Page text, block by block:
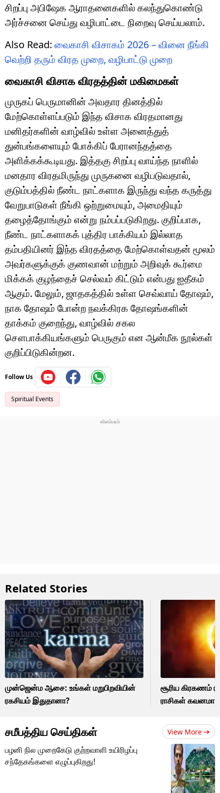
சிறப்பு அபிஷேக ஆராதனைகளில் கலந்துகொண்டு
அர்ச்சனை செய்து வழிபாட்டை நிறைவு செய்யலாம்.
Also Read: வைகாசி விசாகம் 2026 – வினை நீங்கி
வெற்றி தரும் விரத முறை, வழிபாட்டு முறை
வைகாசி விசாக விரதத்தின் மகிமைகள்
முருகப் பெருமானின் அவதார தினத்தில்
மேற்கொள்ளப்படும் இந்த விசாக விரதமானது
மனிதர்களின் வாழ்வில் உள்ள அனைத்துத்
துன்பங்களையும் போக்கிப் பேரானந்தத்தை
அளிக்கக்கூடியது. இத்தகு சிறப்பு வாய்ந்த நாளில்
மனதார விரதமிருந்து முருகனை வழிபடுவதால்,
குடும்பத்தில் நீண்ட நாட்களாக இருந்து வந்த கருத்து
வேறுபாடுகள் நீங்கி ஒற்றுமையும், அமைதியும்
தழைத்தோங்கும் என்று நம்பப்படுகிறது. குறிப்பாக,
நீண்ட நாட்களாகக் புத்திர பாக்கியம் இல்லாத
தம்பதியினர் இந்த விரதத்தை மேற்கொள்வதன் மூலம்
அவர்களுக்குக் குணவான் மற்றும் அறிவுக் கூர்மை
மிக்கக் குழந்தைச் செல்வம் கிட்டும் என்பது ஐதீகம்
ஆகும். மேலும், ஜாதகத்தில் உள்ள செவ்வாய் தோஷம்,
நாக தோஷம் போன்ற நவக்கிரக தோஷங்களின்
தாக்கம் குறைந்து, வாழ்வில் சகல
சௌபாக்கியங்களும் பெருகும் என ஆன்மீக நூல்கள்
குறிப்பிடுகின்றன.
Follow Us
Spiritual Events
Related Stories
முன்ஜென்ம ஆசை: உங்கள் மறுபிறவியின்
ரகசியம் இதுதானா?
சூரிய கிரகணம்
ராசிகள் கவனமா
சமீபத்திய செய்திகள் View More
பழனி நில முறைகேடு குற்றவாளி உயிரிழப்பு
சந்தேகங்களை எழுப்புகிறது!